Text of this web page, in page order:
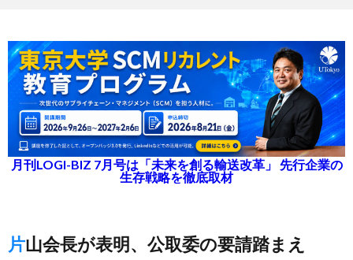
月刊LOGI-BIZ 7月号は「未来を創る輸送改革」 先行企業の
生存戦略を徹底取材
片山会長が表明、公取委の要請踏まえ